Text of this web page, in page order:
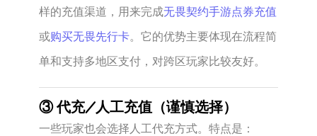
样的充值渠道，用来完成无畏契约手游点券充值
或购买无畏先行卡。它的优势主要体现在流程简
单和支持多地区支付，对跨区玩家比较友好。
③ 代充/人工充值（谨慎选择）
一些玩家也会选择人工代充方式。特点是：